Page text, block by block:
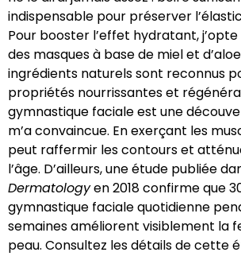
indispensable pour préserver
Pour booster l’effet hydratant,
des masques à base de miel et
ingrédients naturels sont reconnus
propriétés nourrissantes et
gymnastique faciale est une
m’a convaincue. En exerçant les
peut raffermir les contours et
l’âge. D’ailleurs, une étude publiée
Dermatologyen 2018 confirme que
gymnastique faciale quotidienne
semaines améliorent visiblement la
peau. Consultez les détails de cette